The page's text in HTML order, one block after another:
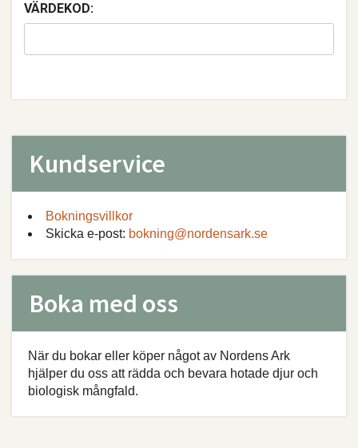
VÄRDEKOD:
Kundservice
Bokningsvillkor
Skicka e-post: bokning@nordensark.se
Boka med oss
När du bokar eller köper något av Nordens Ark
hjälper du oss att rädda och bevara hotade djur och
biologisk mångfald.